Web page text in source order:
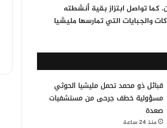
تواصل ابتزاز بقية أنشطته
والجبايات التي تمارسها مليشيا
قبائل ذو محمد تحمل مليشيا الحوثي
مسؤولية خطف جرحى من مستشفيات
صعدة
منذ 24 ساعة